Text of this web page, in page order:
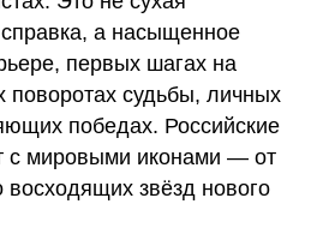
а насыщенное
первых шагах на
судьбы, личных
победах. Российские
с мировыми иконами — от
звёзд нового